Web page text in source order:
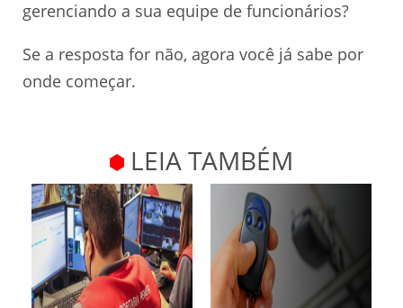
gerenciando a sua equipe de funcionários?
Se a resposta for não, agora você já sabe por
onde começar.
LEIA TAMBÉM